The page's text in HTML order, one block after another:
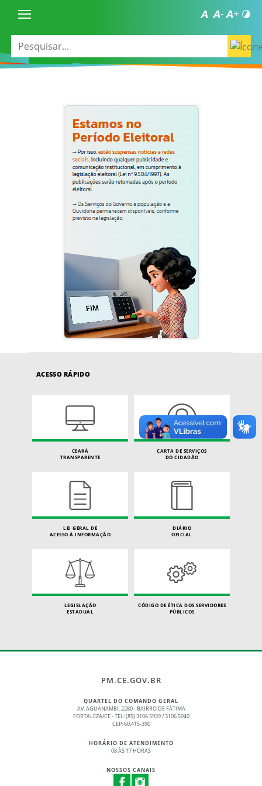
ACESSO RÁPIDO
CEARÁ
TRANSPARENTE
CARTA DE SERVIÇOS
DO CIDADÃO
LEI GERAL DE
ACESSO À INFORMAÇÃO
DIÁRIO
OFICIAL
LEGISLAÇÃO
ESTADUAL
CÓDIGO DE ÉTICA DOS SERVIDORES
PÚBLICOS
PM.CE.GOV.BR
QUARTEL DO COMANDO GERAL
AV. AGUANAMBI, 2280 - BAIRRO DE FÁTIMA
FORTALEZA/CE - TEL: (85) 3106 5939 / 3106 5940
CEP: 60.415-390
HORÁRIO DE ATENDIMENTO
08 ÀS 17 HORAS
NOSSOS CANAIS